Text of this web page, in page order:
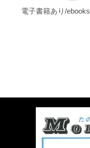
電子書籍あり/ebooks